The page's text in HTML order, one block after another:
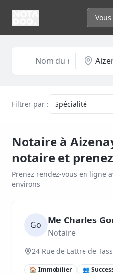
Filtrer par : Spécialité
Notaire à
notaire et
Prenez rendez-vous en ligne
environs
Go Me Charles
Notaire
24 Rue de Lattre de
🏠 Immobilier 👥